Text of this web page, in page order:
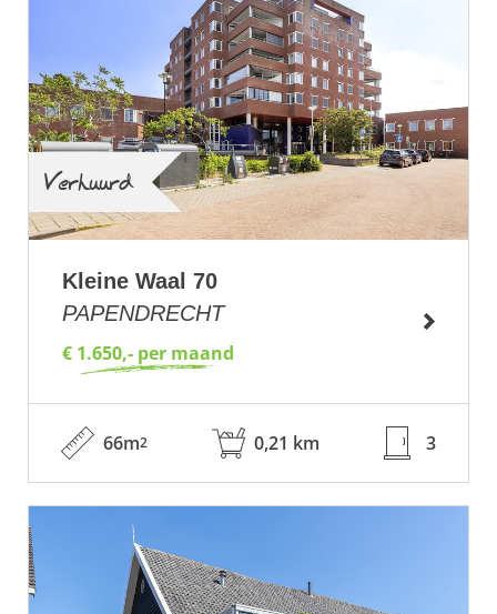
Verhuurd
Kleine Waal 70
PAPENDRECHT
€ 1.650,- per maand
66m2 0,21 km 3